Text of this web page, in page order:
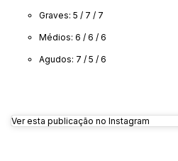
Graves: 5 / 7 / 7
Médios: 6 / 6 / 6
Agudos: 7 / 5 / 6
Ver esta publicação no Instagram